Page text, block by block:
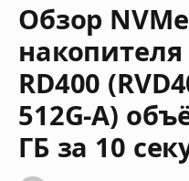
Обзор NVMe
накопителя
RD400
512G-A)
ГБ за 10